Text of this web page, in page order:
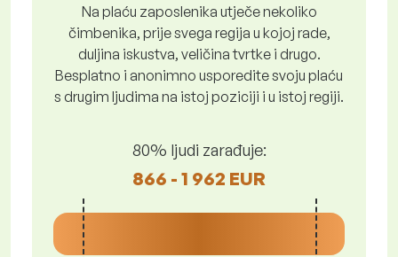
Na plaću zaposlenika utječe nekoliko
čimbenika, prije svega regija u kojoj rade,
duljina iskustva, veličina tvrtke i drugo.
Besplatno i anonimno usporedite svoju plaću
s drugim ljudima na istoj poziciji i u istoj regiji.
80% ljudi zarađuje:
866 - 1 962 EUR